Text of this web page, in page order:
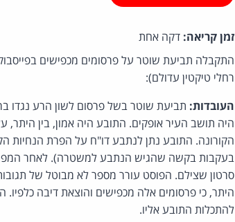
זמן קריאה: דקה אחת
התקבלה תביעת שוטר על פרסומים מכפישים
רחלי טיקטין עדולם):
העובדות: תביעת שוטר בשל פרסום לשון הרע
היה תושב העיר אופקים. התובע היה אמון, בין
הקורונה. התובע נתן לנתבע דו"ח על הפרת הנחיות
בעקבות בקשה שהגיש הנתבע למשטרה). לאחר
סרטון שצילם. הפוסט עורר מספר לא מבוטל של
היתר, כי פרסומים אלה מכפישים והוצאת דיבה כלפיו.
להתכלות התובע אליו.